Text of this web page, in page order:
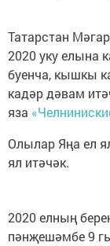
Татарстан
2020 уку елына
буенча, кышкы
кадәр дәвам
яза
Олылар Яңа ел
ял итәчәк.
2020 елның
пәнҗешәмбе 9